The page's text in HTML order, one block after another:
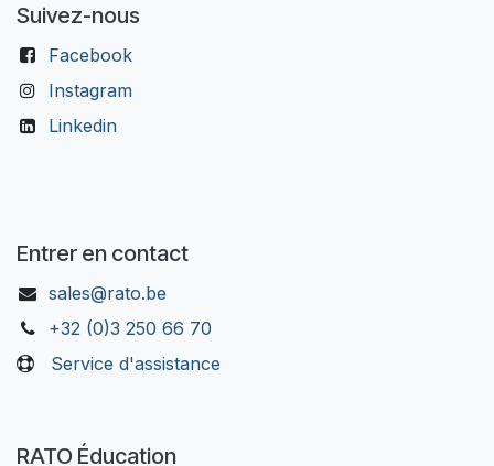
Suivez-nous
Facebook
Instagram
Linkedin
Entrer en contact
sales@rato.be
+32 (0)3 250 66 70
Service d'assistance
RATO Éducation